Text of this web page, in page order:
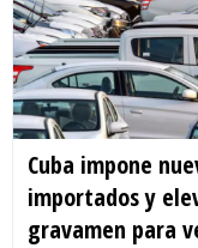
Cuba impone
importados y
gravamen para